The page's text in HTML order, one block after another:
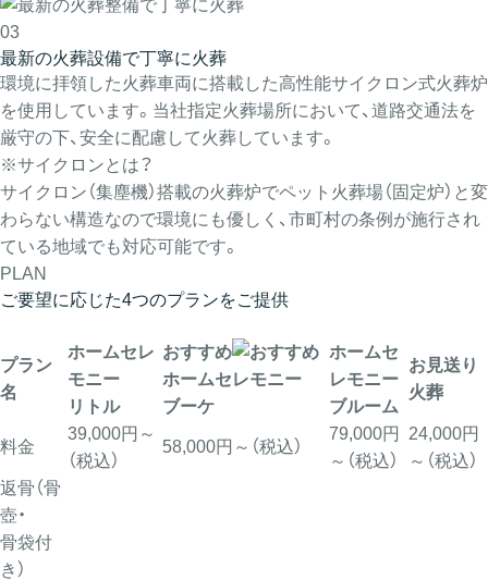
03
最新の火葬設備で丁寧に火葬
環境に拝領した火葬車両に搭載した高性能サイクロン式火葬炉
を使用しています。当社指定火葬場所において、道路交通法を
厳守の下、安全に配慮して火葬しています。
※サイクロンとは？
サイクロン（集塵機）搭載の火葬炉でペット火葬場（固定炉）と変
わらない構造なので環境にも優しく、市町村の条例が施行され
ている地域でも対応可能です。
PLAN
ご要望に応じた4つのプランをご提供
プラン
名
ホームセレ
モニー
リトル
おすすめ
ホームセレモニー
ブーケ
ホームセ
レモニー
ブルーム
お見送り
火葬
料金
39,000円～
（税込）
58,000円～（税込）
79,000円
～（税込）
24,000円
～（税込）
返骨（骨
壺・
骨袋付
き）